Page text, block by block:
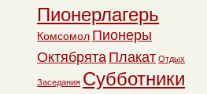
Пионерлагерь
Комсомол Пионеры
Октябрята Плакат Отдых
Заседания Субботники